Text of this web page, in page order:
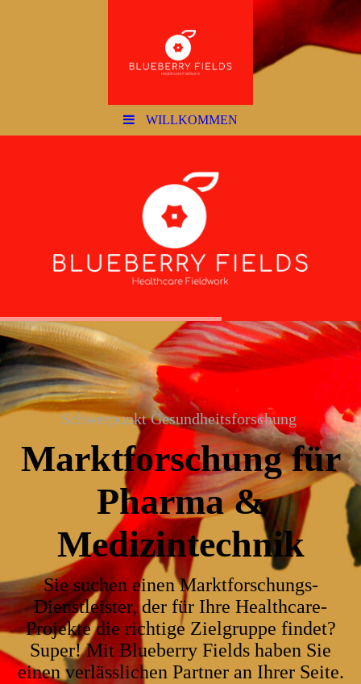
WILLKOMMEN
Schwerpunkt Gesundheitsforschung
Marktforschung für
Pharma &
Medizintechnik
Sie suchen einen Marktforschungs-
Dienstleister, der für Ihre Healthcare-
Projekte die richtige Zielgruppe findet?
Super! Mit Blueberry Fields haben Sie
einen verlässlichen Partner an Ihrer Seite.